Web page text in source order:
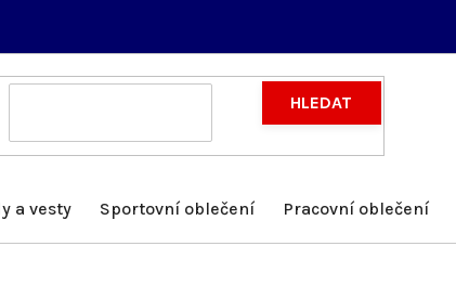
HLEDAT
a vesty Sportovní oblečení Pracovní oblečení